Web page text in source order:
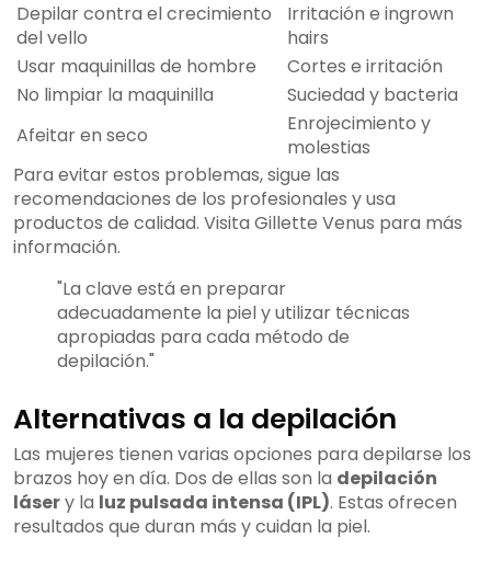
Depilar contra el crecimiento
del vello
Irritación e ingrown
hairs
Usar maquinillas de hombre
Cortes e irritación
No limpiar la maquinilla
Suciedad y bacteria
Afeitar en seco
Enrojecimiento y
molestias
Para evitar estos problemas, sigue las
recomendaciones de los profesionales y usa
productos de calidad. Visita Gillette Venus para más
información.
"La clave está en preparar
adecuadamente la piel y utilizar técnicas
apropiadas para cada método de
depilación."
Alternativas a la depilación
Las mujeres tienen varias opciones para depilarse los
brazos hoy en día. Dos de ellas son la depilación
lásery la luz pulsada intensa (IPL). Estas ofrecen
resultados que duran más y cuidan la piel.